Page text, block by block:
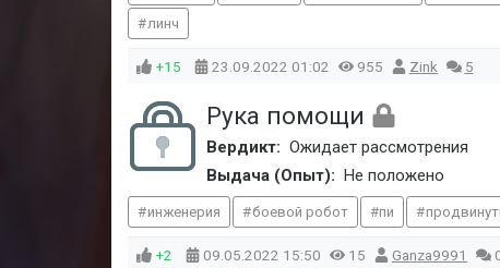
линч
+15 23.09.2022 01:02 955 Zink 5
Рука помощи
Вердикт: Ожидает рассмотрения
Выдача (Опыт): Не положено
инженерия боевой робот пи
+2 09.05.2022 15:50 15 Ganza9991